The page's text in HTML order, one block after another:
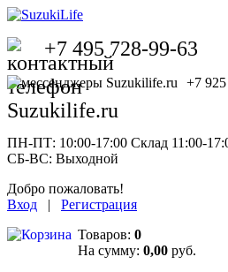
+7 495 728-99-63
+7
ПН-ПТ: 10:00-17:00 Склад 11:00-
СБ-ВС: Выходной
Добро пожаловать!
Вход | Регистрация
Товаров: 0
На сумму: 0,00 руб.